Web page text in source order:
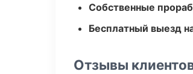
Собственные
Бесплатный выезд
Отзывы